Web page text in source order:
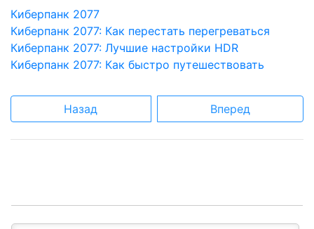
Киберпанк 2077
Киберпанк 2077: Как перестать перегреваться
Киберпанк 2077: Лучшие настройки HDR
Киберпанк 2077: Как быстро путешествовать
Назад Вперед